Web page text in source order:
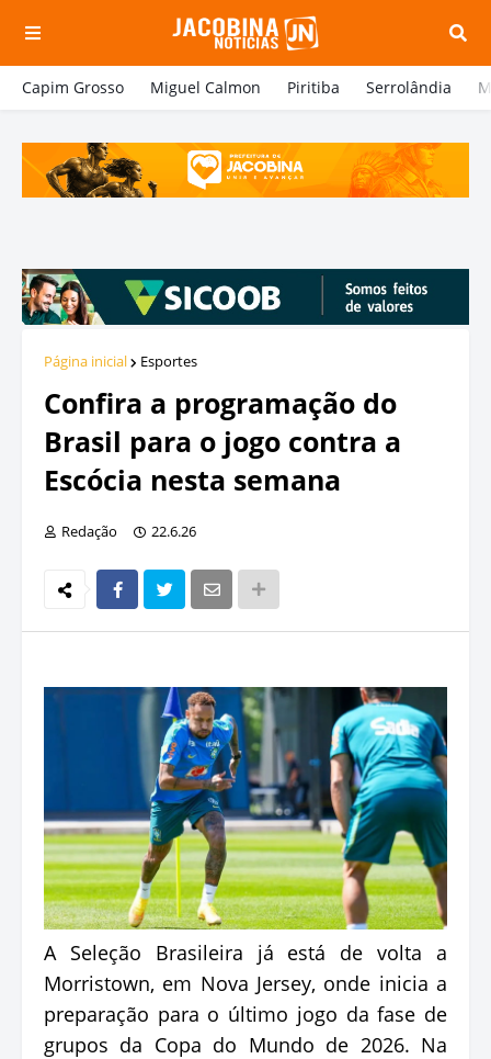
Capim Grosso Miguel Calmon Piritiba Serrolândia
Página inicial Esportes
Confira a programação do
Brasil para o jogo contra a
Escócia nesta semana
Redação 22.6.26
A Seleção Brasileira já está de volta a
Morristown, em Nova Jersey, onde inicia a
preparação para o último jogo da fase de
grupos da Copa do Mundo de 2026. Na